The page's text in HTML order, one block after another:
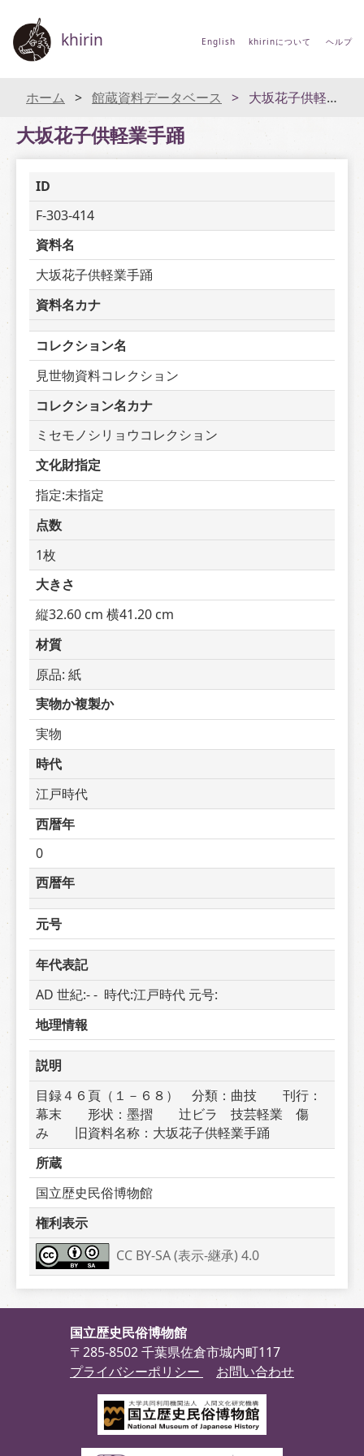
khirin English khirinについて ヘルプ
ホーム 館蔵資料データベース 大坂花子供軽業手踊
大坂花子供軽業手踊
ID
F-303-414
資料名
大坂花子供軽業手踊
資料名カナ
コレクション名
見世物資料コレクション
コレクション名カナ
ミセモノシリョウコレクション
文化財指定
指定:未指定
点数
1枚
大きさ
縦32.60 cm 横41.20 cm
材質
原品: 紙
実物か複製か
実物
時代
江戸時代
西暦年
0
西暦年
元号
年代表記
AD 世紀:- -  時代:江戸時代 元号:
地理情報
説明
目録４６頁（１－６８）　分類：曲技　　刊行：
幕末　　形状：墨摺　　辻ビラ　技芸軽業　傷
み　　旧資料名称：大坂花子供軽業手踊
所蔵
国立歴史民俗博物館
権利表示
CC BY-SA (表示-継承) 4.0
国立歴史民俗博物館
〒285-8502 千葉県佐倉市城内町117
プライバシーポリシー
お問い合わせ